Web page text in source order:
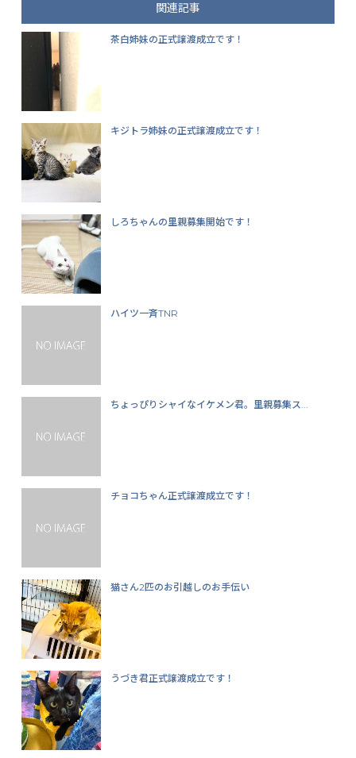
関連記事
茶白姉妹の正式譲渡成立です！
キジトラ姉妹の正式譲渡成立です！
しろちゃんの里親募集開始です！
ハイツ一斉TNR
ちょっぴりシャイなイケメン君。里親募集ス...
チョコちゃん正式譲渡成立です！
猫さん2匹のお引越しのお手伝い
うづき君正式譲渡成立です！